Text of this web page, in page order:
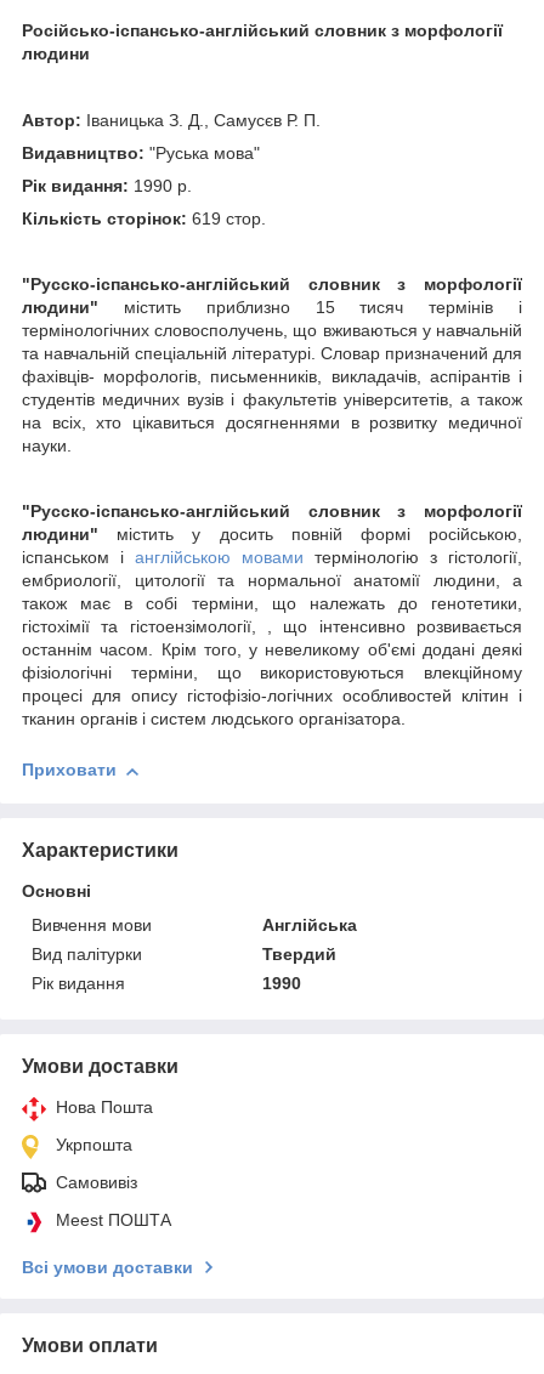
Російсько-іспансько-англійський словник з морфології
людини
Автор: Іваницька З. Д., Самусєв Р. П.
Видавництво: "Руська мова"
Рік видання: 1990 р.
Кількість сторінок: 619 стор.
"Русско-іспансько-англійський словник з морфології
людини" містить приблизно 15 тисяч термінів і
термінологічних словосполучень, що вживаються у навчальній
та навчальній спеціальній літературі. Словар призначений для
фахівців- морфологів, письменників, викладачів, аспірантів і
студентів медичних вузів і факультетів університетів, а також
на всіх, хто цікавиться досягненнями в розвитку медичної
науки.
"Русско-іспансько-англійський словник з морфології
людини" містить у досить повній формі російською,
іспанськом і англійською мовами термінологію з гістології,
ембриології, цитології та нормальної анатомії людини, а
також має в собі терміни, що належать до генотетики,
гістохімії та гістоензімології, , що інтенсивно розвивається
останнім часом. Крім того, у невеликому об'ємі додані деякі
фізіологічні терміни, що використовуються влекційному
процесі для опису гістофізіо-логічних особливостей клітин і
тканин органів і систем людського організатора.
Приховати
Характеристики
Основні
Вивчення мови
Англійська
Вид палітурки
Твердий
Рік видання
1990
Умови доставки
Нова Пошта
Укрпошта
Самовивіз
Meest ПОШТА
Всі умови доставки
Умови оплати